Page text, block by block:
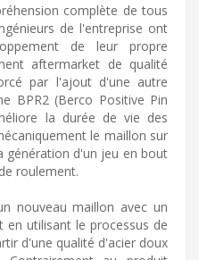
complète de tous
de l'entreprise ont
de leur propre
aftermarket de qualité
par l'ajout d'une autre
BPR2 (Berco Positive Pin
la durée de vie des
le maillon sur
génération d'un jeu en bout
roulement.
nouveau maillon avec un
utilisant le processus de
d'une qualité d'acier doux